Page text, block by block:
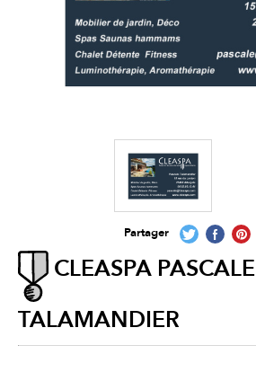
Partager
CLEASPA PASCALE
TALAMANDIER